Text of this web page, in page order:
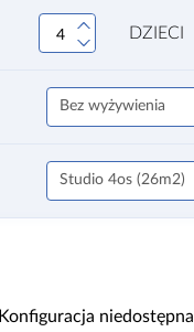
DZIECI
Bez wyżywienia
Studio 4os (26m2)
Konfiguracja niedostępna